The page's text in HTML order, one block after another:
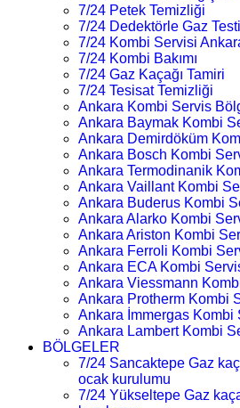
7/24 Petek Temizliği
7/24 Dedektörle Gaz Testi
7/24 Kombi Servisi
7/24 Kombi Bakımı
7/24 Gaz Kaçağı Tamiri
7/24 Tesisat Temizliği
Ankara Kombi Servis
Ankara Baymak Kombi
Ankara Demirdöküm
Ankara Bosch Kombi
Ankara Termodinanik
Ankara Vaillant Kombi
Ankara Buderus Kombi
Ankara Alarko Kombi
Ankara Ariston Kombi
Ankara Ferroli Kombi
Ankara ECA Kombi
Ankara Viessmann
Ankara Protherm Kombi
Ankara İmmergas Kombi
Ankara Lambert Kombi
BÖLGELER
7/24 Sancaktepe Gaz
ocak kurulumu
7/24 Yükseltepe Gaz